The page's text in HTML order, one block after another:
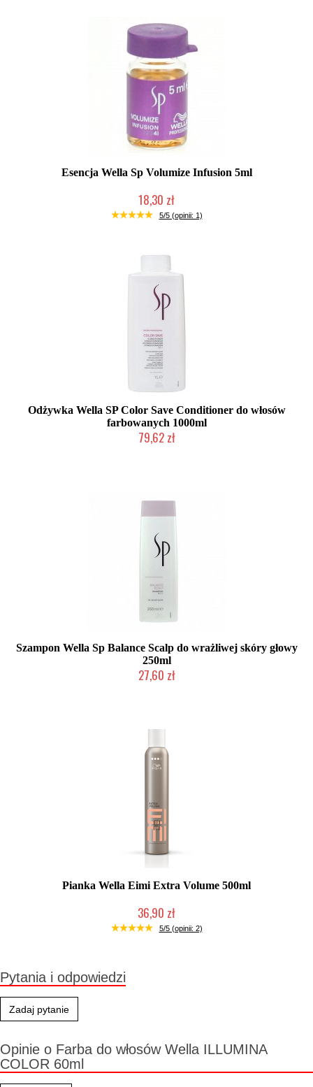
Esencja Wella Sp Volumize Infusion 5ml
18,30 zł
Produkt wycofany
5/5 (opinii: 1)
Odżywka Wella SP Color Save Conditioner do włosów
farbowanych 1000ml
79,62 zł
Szampon Wella Sp Balance Scalp do wrażliwej skóry głowy
250ml
27,60 zł
Pianka Wella Eimi Extra Volume 500ml
36,90 zł
Chwilowo niedostępny
5/5 (opinii: 2)
Pytania i odpowiedzi
Zadaj pytanie
Opinie o Farba do włosów Wella ILLUMINA
COLOR 60ml